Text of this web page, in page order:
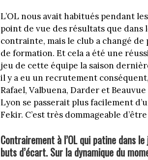
L’OL nous avait habitués pendant
point de vue des résultats que dans
contrainte, mais le club a changé
de formation. Et cela a été une
jeu de cette équipe la saison
il y a eu un recrutement
Rafael, Valbuena, Darder et
Lyon se passerait plus facilement
Fekir. C’est très dommageable
Contrairement à l’OL qui patine dans
buts d’écart. Sur la dynamique du